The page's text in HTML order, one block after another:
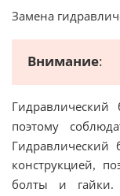
Замена
Внимание:
поэтому
Гидравлический
конструкцией,
болты и гайки.